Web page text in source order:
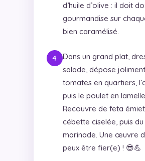
d’huile d’olive : il doit
gourmandise sur
bien caramélisé.
Dans un grand plat,
salade, dépose
tomates en quartiers,
puis le poulet en
Recouvre de feta
cébette ciselée, puis
marinade. Une œuvre
peux être fier(e) ! 😎💪